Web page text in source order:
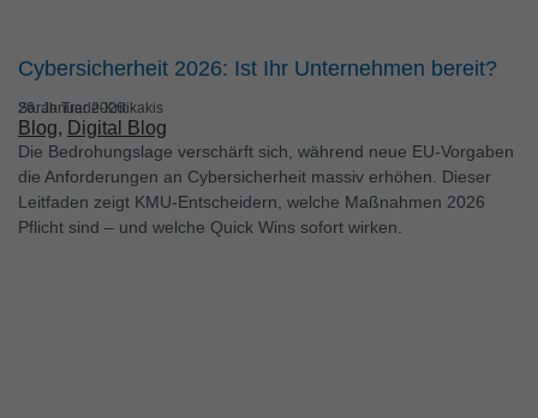
Cybersicherheit 2026: Ist Ihr Unternehmen bereit?
Sarah Trede-Kritikakis
26. Januar 2026
Blog, Digital Blog
Die Bedrohungslage verschärft sich, während neue EU-Vorgaben
die Anforderungen an Cybersicherheit massiv erhöhen. Dieser
Leitfaden zeigt KMU-Entscheidern, welche Maßnahmen 2026
Pflicht sind – und welche Quick Wins sofort wirken.
Medien akzeptiert werden, bedarf der Zugriff auf diese Inhalte
Cookie-Informationen anzeigen
Datenschutzerklärung Impressum